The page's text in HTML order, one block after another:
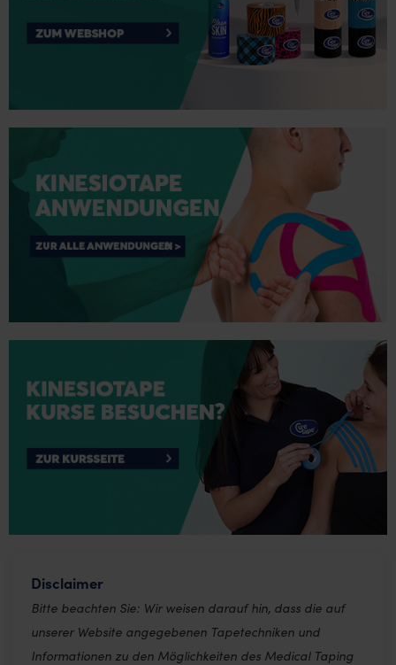
Disclaimer
Bitte beachten Sie: Wir weisen darauf hin, dass die auf
unserer Website angegebenen Tapetechniken und
Informationen zu den Möglichkeiten des Medical Taping